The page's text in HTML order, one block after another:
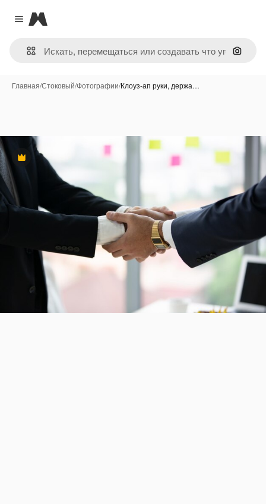
Close menu
Magnific
Поиск
Главная/Стоковый/Фотографии/Клоуз-ап руки, держа…
Премиум